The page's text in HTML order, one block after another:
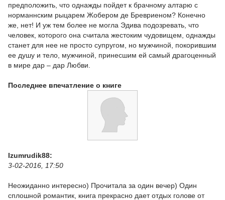
предположить, что однажды пойдет к брачному алтарю с
норманнским рыцарем Жобером де Бревриеном? Конечно
же, нет! И уж тем более не могла Эдива подозревать, что
человек, которого она считала жестоким чудовищем, однажды
станет для нее не просто супругом, но мужчиной, покорившим
ее душу и тело, мужчиной, принесшим ей самый драгоценный
в мире дар – дар Любви.
Последнее впечатление о книге
Izumrudik88:
3-02-2016, 17:50
Неожиданно интересно) Прочитала за один вечер) Один
сплошной романтик, книга прекрасно дает отдых голове от